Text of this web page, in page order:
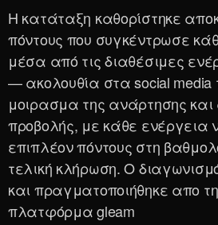
Η κατάταξη καθορίστηκε
πόντους που συγκέντρωσε
μέσα από τις διαθέσιμες
— ακολουθία στα social media
μοιρασμα της ανάρτησης
προβολής, με κάθε ενέργεια
επιπλέον πόντους στη
τελική κλήρωση. Ο
και πραγματοποιήθηκε απο
πλατφόρμαgleam